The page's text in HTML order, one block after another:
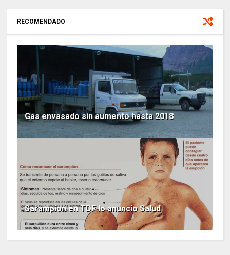
RECOMENDADO
Gas envasado sin aumento hasta 2018
Sarampion en TDF lo anuncio Salud